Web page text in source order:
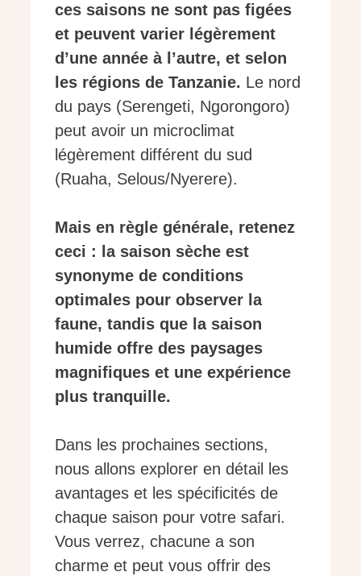
ces saisons ne sont pas figées
et peuvent varier légèrement
d’une année à l’autre, et selon
les régions de Tanzanie. Le nord
du pays (Serengeti, Ngorongoro)
peut avoir un microclimat
légèrement différent du sud
(Ruaha, Selous/Nyerere).
Mais en règle générale, retenez
ceci : la saison sèche est
synonyme de conditions
optimales pour observer la
faune, tandis que la saison
humide offre des paysages
magnifiques et une expérience
plus tranquille.
Dans les prochaines sections,
nous allons explorer en détail les
avantages et les spécificités de
chaque saison pour votre safari.
Vous verrez, chacune a son
charme et peut vous offrir des